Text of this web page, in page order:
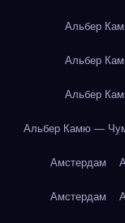
Альбер
Альбер
Альбер
Альбер Камю —
Амстердам
Амстердам